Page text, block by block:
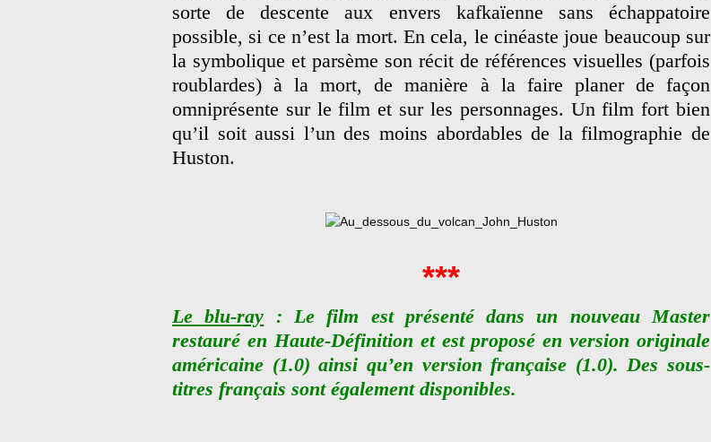
sorte de descente aux envers kafkaïenne sans échappatoire
possible, si ce n’est la mort. En cela, le cinéaste joue beaucoup sur
la symbolique et parsème son récit de références visuelles (parfois
roublardes) à la mort, de manière à la faire planer de façon
omniprésente sur le film et sur les personnages. Un film fort bien
qu’il soit aussi l’un des moins abordables de la filmographie de
Huston.
***
Le blu-ray : Le film est présenté dans un nouveau Master
restauré en Haute-Définition et est proposé en version originale
américaine (1.0) ainsi qu’en version française (1.0). Des sous-
titres français sont également disponibles.